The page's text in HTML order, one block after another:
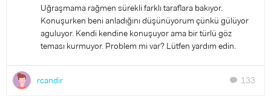
Uğraşmama rağmen sürekli farklı taraflara bakıyor.
Konuşurken beni anladığını düşünüyorum çünkü gülüyor
aguluyor. Kendi kendine konuşuyor ama bir türlü göz
teması kurmuyor. Problem mi var? Lütfen yardım edin.
rcandir chat 133